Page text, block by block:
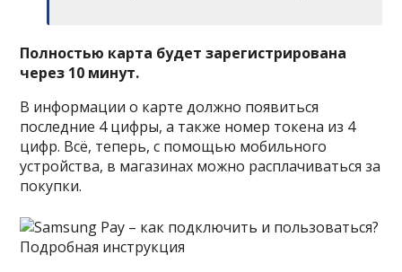
Полностью карта будет зарегистрирована
через 10 минут.
В информации о карте должно появиться
последние 4 цифры, а также номер токена из 4
цифр. Всё, теперь, с помощью мобильного
устройства, в магазинах можно расплачиваться за
покупки.